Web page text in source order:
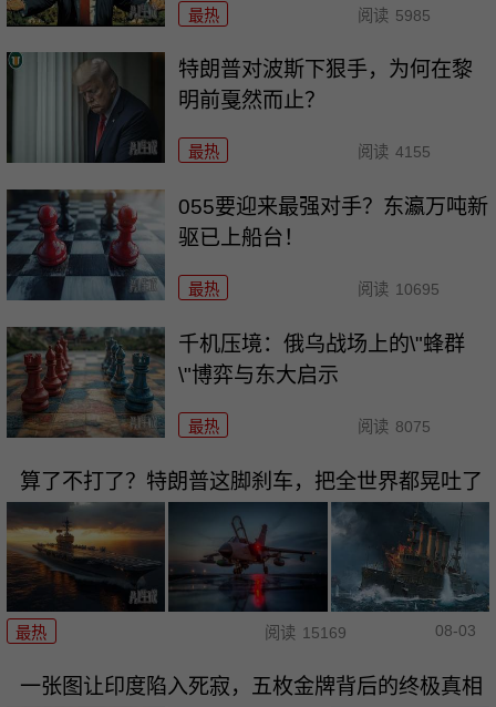
最热 阅读 5985
特朗普对波斯下狠手，为何在黎
明前戛然而止？
最热 阅读 4155
055要迎来最强对手？东瀛万吨新
驱已上船台！
最热 阅读 10695
千机压境：俄乌战场上的\"蜂群
\"博弈与东大启示
最热 阅读 8075
算了不打了？特朗普这脚刹车，把全世界都晃吐了
最热 阅读 15169 08-03
一张图让印度陷入死寂，五枚金牌背后的终极真相